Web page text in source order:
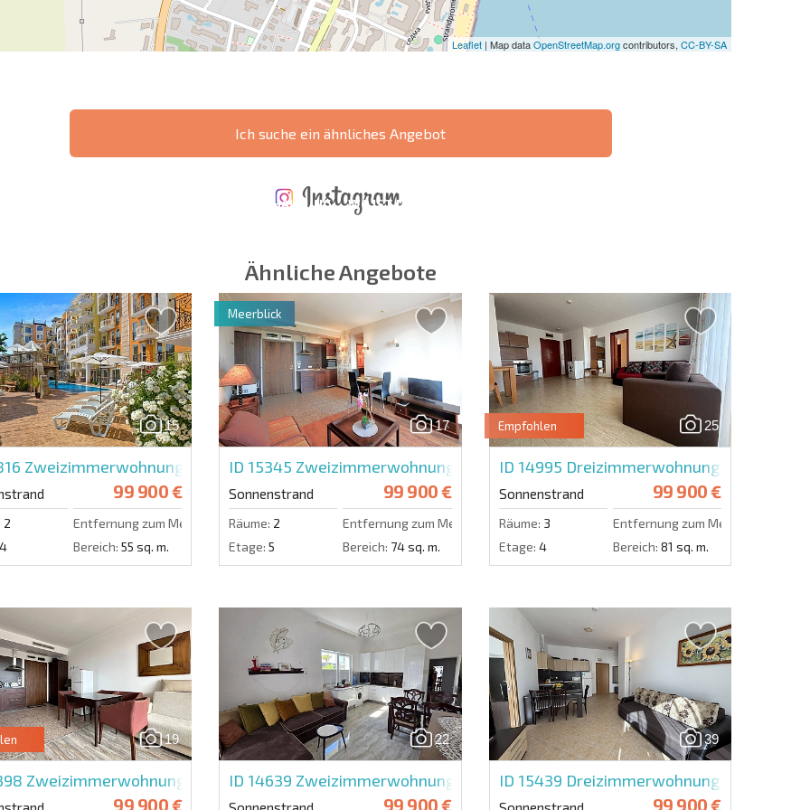
Leaflet | Map dataOpenStreetMap.orgcontributors, CC-BY-SA
Ich suche ein ähnliches Angebot
Felder
Newsletter abonnieren | Durch Anklicken des Buttons stimmen Sie der
Nutzung Ihrer Daten zu.
Eine Nachricht schicken
INSTANDHALTUNG
WO IST DIE 6%-
Ähnliche Angebote
15
Zweizimmerwohnung in Sweet Home 2
99 900 €
2 Entfernung zum Meer:
800 m.
4 Bereich: 55 sq. m.
17
ID 15345 Zweizimmerwohnung in Royal Beach Barcelo
Sonnenstrand 99 900 €
Räume: 2 Entfernung zum Meer:
100 m.
Etage: 5 Bereich: 74 sq. m.
Meerblick
25
Empfohlen
ID 14995 Dreizimmerwohnung in Sun
Sonnenstrand 99 900 €
Räume: 3 Entfernung zum Meer:
Etage: 4 Bereich: 81 sq. m.
19
Zweizimmerwohnung in Royal Beach Barcelo
99 900 €
22
ID 14639 Zweizimmerwohnung in Magnolia Residence 6
99 900 €
39
ID 15439 Dreizimmerwohnung in Grand
99 900 €